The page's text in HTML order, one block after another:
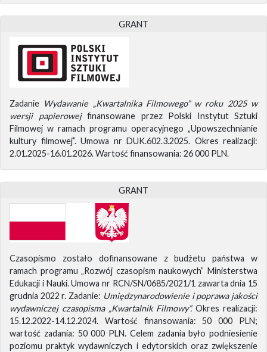
GRANT
Zadanie Wydawanie „Kwartalnika Filmowego” w roku 2025 w
wersji papierowejfinansowane przez Polski Instytut Sztuki
Filmowej w ramach programu operacyjnego „Upowszechnianie
kultury filmowej”. Umowa nr DUK.602.3.2025. Okres realizacji:
2.01.2025-16.01.2026. Wartość finansowania: 26 000 PLN.
GRANT
Czasopismo zostało dofinansowane z budżetu państwa w
ramach programu „Rozwój czasopism naukowych” Ministerstwa
Edukacji i Nauki. Umowa nr RCN/SN/0685/2021/1 zawarta dnia 15
grudnia 2022 r. Zadanie: Umiędzynarodowienie i poprawa jakości
wydawniczej czasopisma „Kwartalnik Filmowy”.Okres realizacji:
15.12.2022-14.12.2024. Wartość finansowania: 50 000 PLN;
wartość zadania: 50 000 PLN. Celem zadania było podniesienie
poziomu praktyk wydawniczych i edytorskich oraz zwiększenie